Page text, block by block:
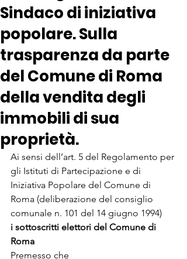
Sindaco di iniziativa
popolare. Sulla
trasparenza da parte
del Comune di Roma
della vendita degli
immobili di sua
proprietà.
Ai sensi dell’art. 5 del Regolamento per
gli Istituti di Partecipazione e di
Iniziativa Popolare del Comune di
Roma (deliberazione del consiglio
comunale n. 101 del 14 giugno 1994)
i sottoscritti elettori del Comune di
Roma
Premesso che